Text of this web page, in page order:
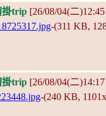
掛trip [26/08/04(二
-(311 KB,
掛trip [26/08/04(二
-(240 KB,